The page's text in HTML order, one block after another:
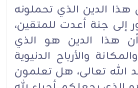
الدين الذي تحملونه
إلى جنة أعدت للمتقين،
هذا الدين هو الذي
والأرباح الدنيوية
الله تعالى، هل تعلمون